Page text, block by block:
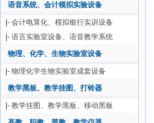
语音系统、会计模拟实验设备
|- 会计电算化、模拟银行实训设备
|- 语言实验室设备、语音教学系统
物理、化学、生物实验室设备
|- 物理化学生物实验室成套设备
教学黑板、教学挂图、打铃器
|- 教学挂图、教学黑板、移动黑板